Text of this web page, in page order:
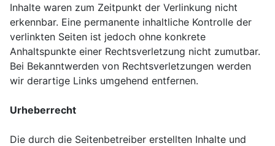
Inhalte waren zum Zeitpunkt der Verlinkung nicht
erkennbar. Eine permanente inhaltliche Kontrolle der
verlinkten Seiten ist jedoch ohne konkrete
Anhaltspunkte einer Rechtsverletzung nicht zumutbar.
Bei Bekanntwerden von Rechtsverletzungen werden
wir derartige Links umgehend entfernen.
Urheberrecht
Die durch die Seitenbetreiber erstellten Inhalte und